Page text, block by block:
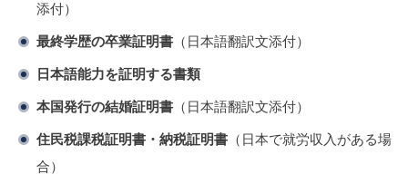
添付）
最終学歴の卒業証明書 （日本語翻訳文添付）
日本語能力を証明する書類
本国発行の結婚証明書 （日本語翻訳文添付）
住民税課税証明書・納税証明書 （日本で就労収入がある場
合）